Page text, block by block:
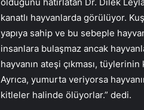
kanatlı hayvanlarda görülüyor.
yapıya sahip ve bu sebeple
insanlara bulaşmaz ancak
hayvanın ateşi çıkması,
Ayrıca, yumurta veriyorsa
kitleler halinde ölüyorlar.” dedi.